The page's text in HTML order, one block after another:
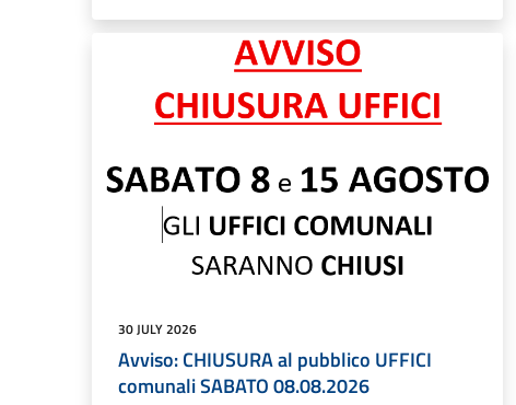
30 JULY 2026
Avviso: CHIUSURA al pubblico UFFICI
comunali SABATO 08.08.2026